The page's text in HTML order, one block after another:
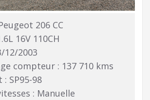
206 CC
16V 110CH
12/2003
compteur : 137 710 kms
SP95-98
: Manuelle